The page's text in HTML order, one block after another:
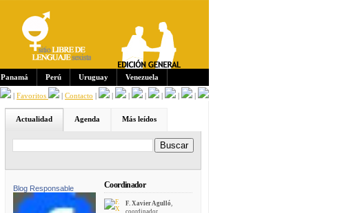
Panamá Perú Uruguay Venezuela
| Favoritos | Contacto | | | | | | |
Actualidad Agenda Más leídos
Blog Responsable Coordinador
F. Xavier Agulló,
coordinador